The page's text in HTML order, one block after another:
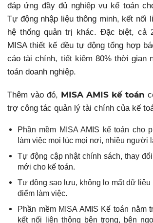
đáp ứng đầy đủ nghiệp vụ kế toán
Tự động nhập liệu thông minh, kết nối
hệ thống quản trị khác. Đặc biệt, cả
MISA thiết kế đều tự động tổng hợp
cáo tài chính, tiết kiệm 80% thời gian
toán doanh nghiệp.
Thêm vào đó, MISA AMIS kế toán
trợ công tác quản lý tài chính của kế
Phần mềm MISA AMIS kế toán cho
làm việc mọi lúc mọi nơi, nhiều người
Tự động cập nhật chính sách, thay
mới cho kế toán.
Tự động sao lưu, không lo mất dữ liệu
điểm làm việc.
Phần mềm MISA AMIS Kế toán nằm
kết nối liên thông bên trong, bên